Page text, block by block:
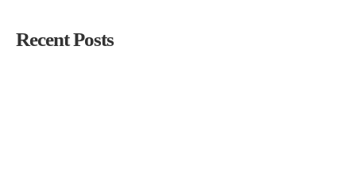
Recent Posts